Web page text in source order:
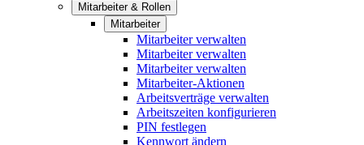
Mitarbeiter & Rollen
Mitarbeiter
Mitarbeiter verwalten
Mitarbeiter verwalten
Mitarbeiter verwalten
Mitarbeiter-Aktionen
Arbeitsverträge verwalten
Arbeitszeiten konfigurieren
PIN festlegen
Kennwort ändern